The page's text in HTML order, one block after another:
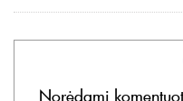
Norėdami